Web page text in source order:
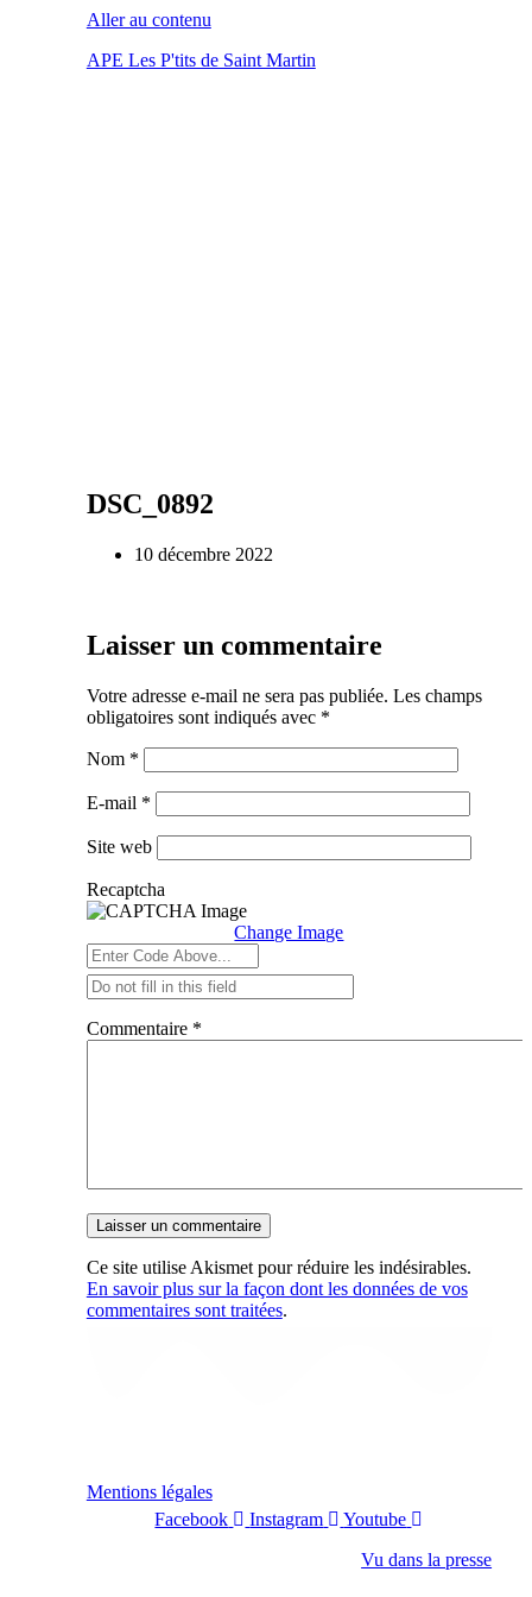
Aller au contenu
APE Les P'tits de Saint Martin
DSC_0892
10 décembre 2022
Laisser un commentaire
Votre adresse e-mail ne sera pas publiée. Les champs
obligatoires sont indiqués avec *
Nom *
E-mail *
Site web
Recaptcha
Change Image
Commentaire *
Ce site utilise Akismet pour réduire les indésirables.
En savoir plus sur la façon dont les données de vos
commentaires sont traitées.
Mentions légales
Facebook
Instagram
Youtube
Vu dans la presse